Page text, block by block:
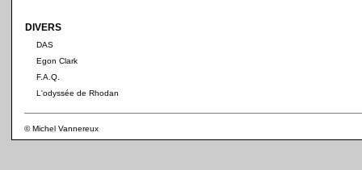
DIVERS
DAS
Egon Clark
F.A.Q.
L'odyssée de Rhodan
© Michel Vannereux